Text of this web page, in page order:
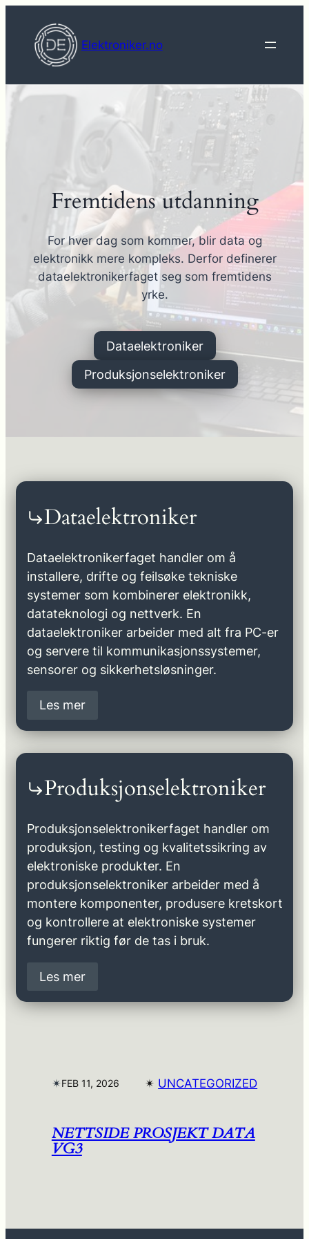
innhold
Elektroniker.no
Fremtidens utdanning
For hver dag som kommer, blir data og
elektronikk mere kompleks. Derfor definerer
dataelektronikerfaget seg som fremtidens
yrke.
Dataelektroniker
Produksjonselektroniker
Dataelektroniker
Dataelektronikerfaget handler om å
installere, drifte og feilsøke tekniske
systemer som kombinerer elektronikk,
datateknologi og nettverk. En
dataelektroniker arbeider med alt fra PC-er
og servere til kommunikasjonssystemer,
sensorer og sikkerhetsløsninger.
Les mer
Produksjonselektroniker
Produksjonselektronikerfaget handler om
produksjon, testing og kvalitetssikring av
elektroniske produkter. En
produksjonselektroniker arbeider med å
montere komponenter, produsere kretskort
og kontrollere at elektroniske systemer
fungerer riktig før de tas i bruk.
Les mer
✴︎FEB 11, 2026 ✴︎ UNCATEGORIZED
NETTSIDE PROSJEKT DATA
VG3